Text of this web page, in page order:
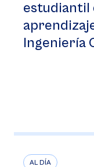
estudiantil
Ingeniería
AL DÍA